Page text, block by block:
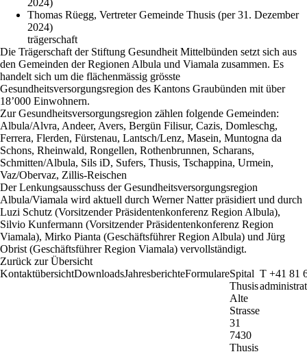
2024)
Thomas Rüegg, Vertreter Gemeinde Thusis (per 31. Dezember
2024)
trägerschaft
Die Trägerschaft der Stiftung Gesundheit Mittelbünden setzt sich aus
den Gemeinden der Regionen Albula und Viamala zusammen. Es
handelt sich um die flächenmässig grösste
Gesundheitsversorgungsregion des Kantons Graubünden mit über
18’000 Einwohnern.
Zur Gesundheitsversorgungsregion zählen folgende Gemeinden:
Albula/Alvra, Andeer, Avers, Bergün Filisur, Cazis, Domleschg,
Ferrera, Flerden, Fürstenau, Lantsch/Lenz, Masein, Muntogna da
Schons, Rheinwald, Rongellen, Rothenbrunnen, Scharans,
Schmitten/Albula, Sils iD, Sufers, Thusis, Tschappina, Urmein,
Vaz/Obervaz, Zillis-Reischen
Der Lenkungsausschuss der Gesundheitsversorgungsregion
Albula/Viamala wird aktuell durch Werner Natter präsidiert und durch
Luzi Schutz (Vorsitzender Präsidentenkonferenz Region Albula),
Silvio Kunfermann (Vorsitzender Präsidentenkonferenz Region
Viamala), Mirko Pianta (Geschäftsführer Region Albula) und Jürg
Obrist (Geschäftsführer Region Viamala) vervollständigt.
Zurück zur Übersicht
KontaktübersichtDownloadsJahresberichteFormulareSpital
Thusis
Alte
Strasse
31
7430
Thusis
T +41 81